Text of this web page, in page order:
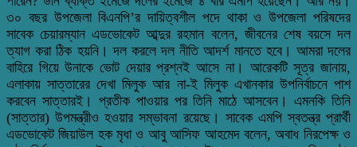
৩০ বছর উপজেলা বিএনপি’র দায়িত্বশীল পদে থাকা ও উপজেলা পরিষদের
সাবেক চেয়ারম্যান এডভোকেট আব্দুর রহমান বলেন, জীবনের শেষ বয়সে দল
ত্যাগ করা ঠিক হয়নি। দল করলে দল নীতি আদর্শ মানতে হবে। আমরা দলের
বাহিরে গিয়ে উনাকে ভোট দেয়ার প্রশ্নই আসে না। আরেকটি সূত্র জানায়,
এলাকায় সাত্তারের দেখা মিলুক আর না-ই মিলুক এখানকার উপনির্বাচনে পাশ
করবেন সাত্তারই। প্রতীক পাওয়ার পর তিনি মাঠে আসবেন। এমনকি তিনি
(সাত্তার) উপমন্ত্রীও হওয়ার সম্ভাবনা রয়েছে। সাবেক এমপি স্বতন্ত্র প্রার্থী
এডভোকেট জিয়াউল হক মৃধা ও আবু আসিফ আহমেদ বলেন, অবাধ নিরপেক্ষ ও